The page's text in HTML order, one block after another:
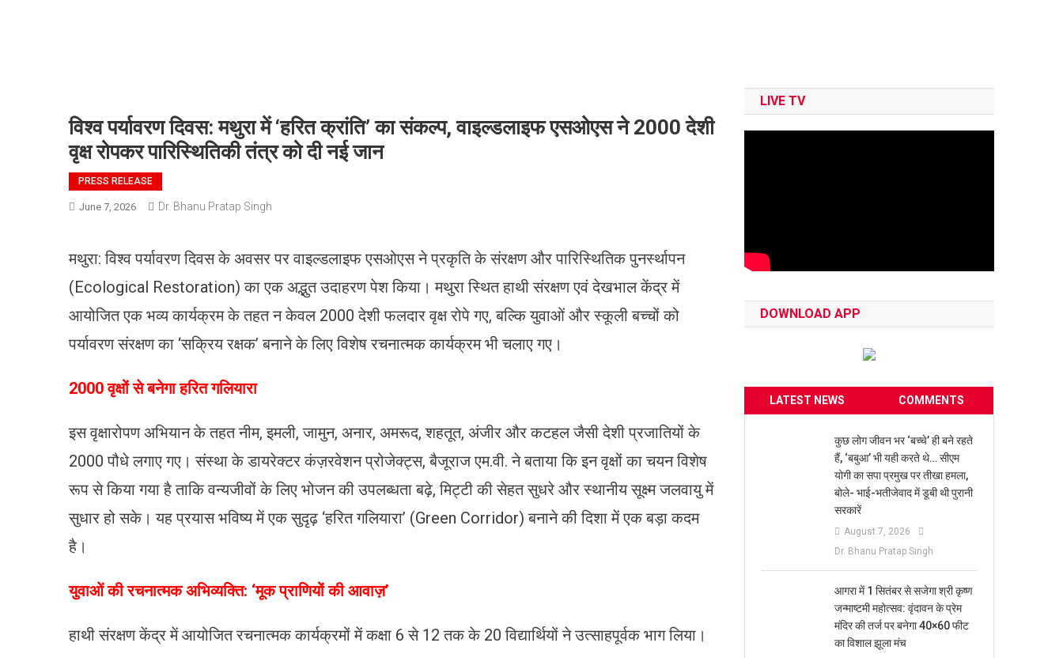
​विश्व पर्यावरण दिवस: मथुरा में ‘हरित क्रांति’ का संकल्प, वाइल्डलाइफ एसओएस ने 2000 देशी
वृक्ष रोपकर पारिस्थितिकी तंत्र को दी नई जान
PRESS RELEASE
June 7, 2026 Dr. Bhanu Pratap Singh
​मथुरा: विश्व पर्यावरण दिवस के अवसर पर वाइल्डलाइफ एसओएस ने प्रकृति के संरक्षण और पारिस्थितिक पुनर्स्थापन
(Ecological Restoration) का एक अद्भुत उदाहरण पेश किया। मथुरा स्थित हाथी संरक्षण एवं देखभाल केंद्र में
आयोजित एक भव्य कार्यक्रम के तहत न केवल 2000 देशी फलदार वृक्ष रोपे गए, बल्कि युवाओं और स्कूली बच्चों को
पर्यावरण संरक्षण का ‘सक्रिय रक्षक’ बनाने के लिए विशेष रचनात्मक कार्यक्रम भी चलाए गए।
​2000 वृक्षों से बनेगा हरित गलियारा
इस वृक्षारोपण अभियान के तहत नीम, इमली, जामुन, अनार, अमरूद, शहतूत, अंजीर और कटहल जैसी देशी प्रजातियों के
2000 पौधे लगाए गए। संस्था के डायरेक्टर कंज़रवेशन प्रोजेक्ट्स, बैजूराज एम.वी. ने बताया कि इन वृक्षों का चयन विशेष
रूप से किया गया है ताकि वन्यजीवों के लिए भोजन की उपलब्धता बढ़े, मिट्टी की सेहत सुधरे और स्थानीय सूक्ष्म जलवायु में
सुधार हो सके। यह प्रयास भविष्य में एक सुदृढ़ ‘हरित गलियारा’ (Green Corridor) बनाने की दिशा में एक बड़ा कदम
है।
​युवाओं की रचनात्मक अभिव्यक्ति: ‘मूक प्राणियों की आवाज़’
हाथी संरक्षण केंद्र में आयोजित रचनात्मक कार्यक्रमों में कक्षा 6 से 12 तक के 20 विद्यार्थियों ने उत्साहपूर्वक भाग लिया।
LIVE TV
DOWNLOAD APP
LATEST NEWS COMMENTS
कुछ लोग जीवन भर ‘बच्चे’ ही बने रहते
हैं, ‘बबुआ’ भी यही करते थे… सीएम
योगी का सपा प्रमुख पर तीखा हमला,
बोले- भाई-भतीजेवाद में डूबी थी पुरानी
सरकारें
August 7, 2026
Dr. Bhanu Pratap Singh
आगरा में 1 सितंबर से सजेगा श्री कृष्ण
जन्माष्टमी महोत्सव: वृंदावन के प्रेम
मंदिर की तर्ज पर बनेगा 40×60 फीट
का विशाल झूला मंच